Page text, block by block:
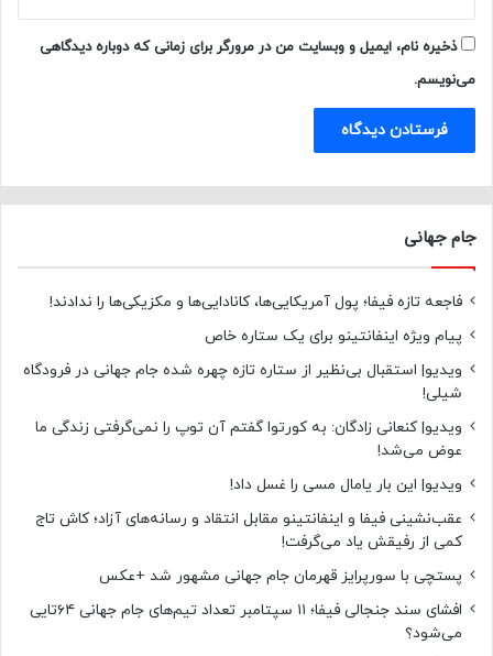
ذخیره نام، ایمیل و وبسایت من در مرورگر برای زمانی که دوباره دیدگاهی
می‌نویسم.
جام جهانی
فاجعه تازه فیفا؛ پول آمریکایی‌ها، کانادایی‌ها و مکزیکی‌ها را ندادند!
پیام ویژه اینفانتینو برای یک ستاره خاص
ویدیو| استقبال بی‌نظیر از ستاره تازه چهره شده جام جهانی در فرودگاه
شیلی!
ویدیو| کنعانی زادگان: به کورتوا گفتم آن توپ را نمی‌گرفتی زندگی ما
عوض می‌شد!
ویدیو| این بار یامال مسی را غسل داد!
عقب‌نشینی فیفا و اینفانتینو مقابل انتقاد و رسانه‌های آزاد؛ کاش تاج
کمی از رفیقش یاد می‌گرفت!
پستچی با سورپرایز قهرمان جام جهانی مشهور شد +عکس
افشای سند جنجالی فیفا؛ ۱۱ سپتامبر تعداد تیم‌های جام جهانی ۶۴تایی
می‌شود؟